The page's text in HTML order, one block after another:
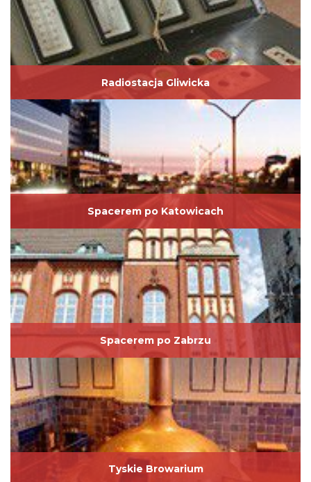
Radiostacja Gliwicka
Spacerem po Katowicach
Spacerem po Zabrzu
Tyskie Browarium